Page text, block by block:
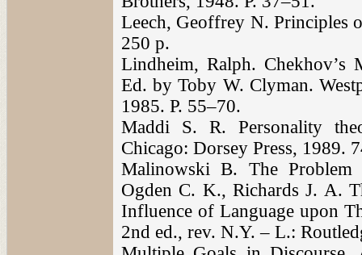
Leech, Geoffrey N. Principles
250 p.
Lindheim, Ralph. Chekhov’s
Ed. by Toby W. Clyman.
1985. P. 55–70.
Maddi S. R. Personality
Chicago: Dorsey Press, 1989.
Malinowski B. The
Ogden C. K., Richards J. A.
Influence of Language upon
2nd ed., rev. N.Y. – L.: